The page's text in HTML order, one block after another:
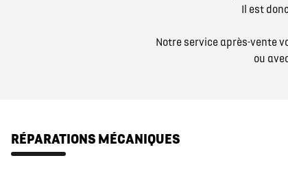
NOS SERVICES
Il est
Notre service après-vente
ou
RÉPARATIONS MÉCANIQUES